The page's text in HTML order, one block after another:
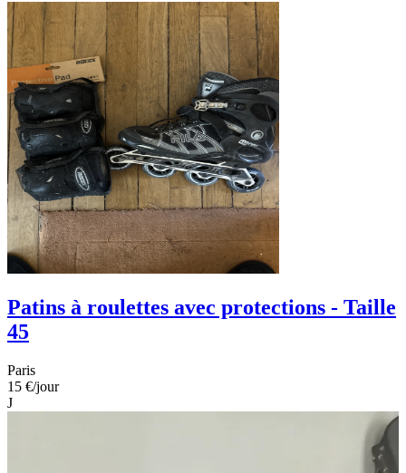
Patins à roulettes avec protections - Taille
45
Paris
15 €/jour
J